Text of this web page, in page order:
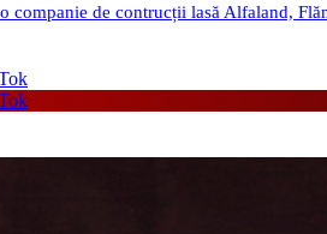
companie de contrucții lasă Alfaland,